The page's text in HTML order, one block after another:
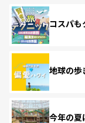
コスパ
地球の
今年の夏